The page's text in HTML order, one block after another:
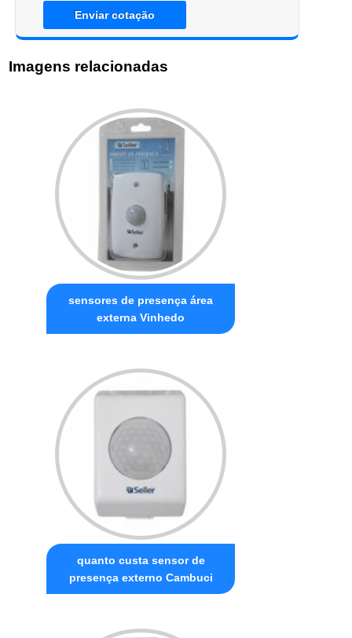
Enviar cotação
Imagens relacionadas
sensores de presença área
externa Vinhedo
quanto custa sensor de
presença externo Cambuci